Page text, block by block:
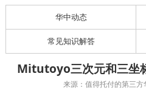
华中动态
常见知识解答
Mitutoyo三次元和三坐
来源：值得托付的第三